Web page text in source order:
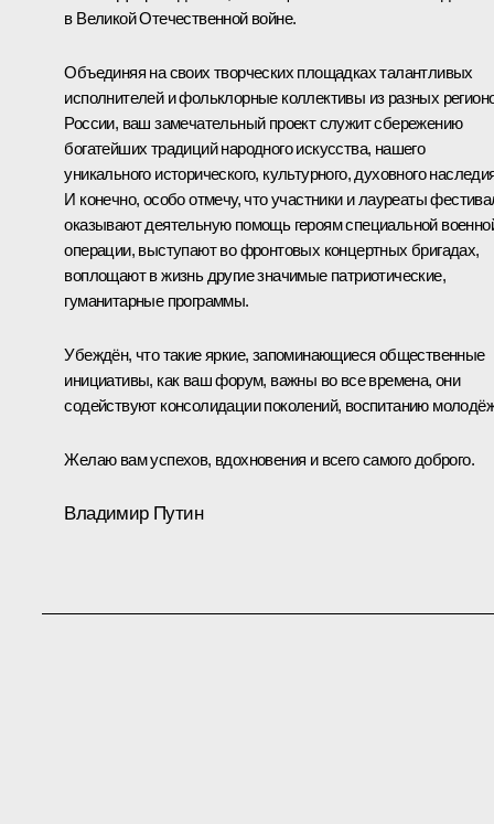
в Великой Отечественной войне.
Объединяя на своих творческих площадках талантливых
исполнителей и фольклорные коллективы из разных
России, ваш замечательный проект служит сбережению
богатейших традиций народного искусства, нашего
уникального исторического, культурного, духовного
И конечно, особо отмечу, что участники и лауреаты
оказывают деятельную помощь героям специальной
операции, выступают во фронтовых концертных бригадах,
воплощают в жизнь другие значимые патриотические,
гуманитарные программы.
Убеждён, что такие яркие, запоминающиеся общественные
инициативы, как ваш форум, важны во все времена, они
содействуют консолидации поколений, воспитанию
Желаю вам успехов, вдохновения и всего самого доброго.
Владимир Путин